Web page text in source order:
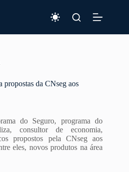
propostas da CNseg aos
do Seguro, programa do
consultor de economia,
propostos pela CNseg aos
eles, novos produtos na área